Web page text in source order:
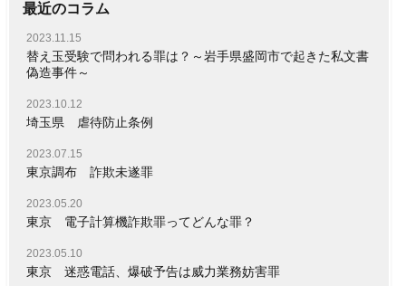
最近のコラム
2023.11.15
替え玉受験で問われる罪は？～岩手県盛岡市で起きた私文書
偽造事件～
2023.10.12
埼玉県 虐待防止条例
2023.07.15
東京調布 詐欺未遂罪
2023.05.20
東京 電子計算機詐欺罪ってどんな罪？
2023.05.10
東京 迷惑電話、爆破予告は威力業務妨害罪